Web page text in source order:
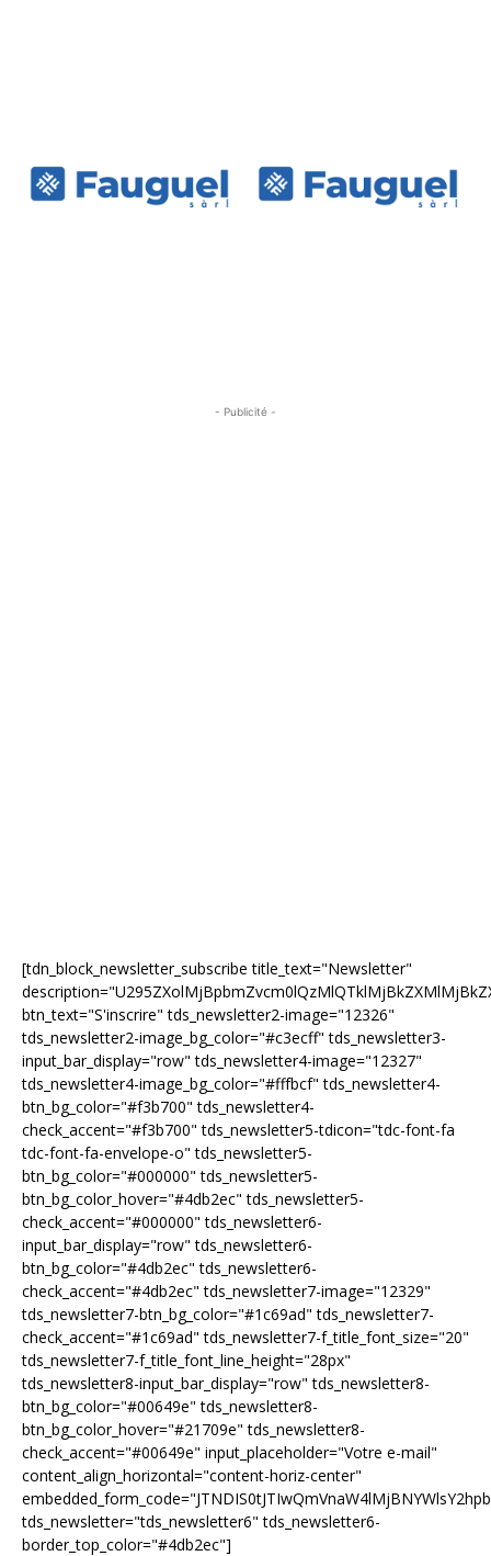
- Publicité -
[tdn_block_newsletter_subscribe title_text="Newsletter"
btn_text="S'inscrire" tds_newsletter2-image="12326"
tds_newsletter2-image_bg_color="#c3ecff" tds_newsletter3-
input_bar_display="row" tds_newsletter4-image="12327"
tds_newsletter4-image_bg_color="#fffbcf" tds_newsletter4-
btn_bg_color="#f3b700" tds_newsletter4-
check_accent="#f3b700" tds_newsletter5-tdicon="tdc-font-fa
tdc-font-fa-envelope-o" tds_newsletter5-
btn_bg_color="#000000" tds_newsletter5-
btn_bg_color_hover="#4db2ec" tds_newsletter5-
check_accent="#000000" tds_newsletter6-
input_bar_display="row" tds_newsletter6-
btn_bg_color="#4db2ec" tds_newsletter6-
check_accent="#4db2ec" tds_newsletter7-image="12329"
tds_newsletter7-btn_bg_color="#1c69ad" tds_newsletter7-
check_accent="#1c69ad" tds_newsletter7-f_title_font_size="20"
tds_newsletter7-f_title_font_line_height="28px"
tds_newsletter8-input_bar_display="row" tds_newsletter8-
btn_bg_color="#00649e" tds_newsletter8-
btn_bg_color_hover="#21709e" tds_newsletter8-
check_accent="#00649e" input_placeholder="Votre e-mail"
content_align_horizontal="content-horiz-center"
tds_newsletter="tds_newsletter6" tds_newsletter6-
border_top_color="#4db2ec"]